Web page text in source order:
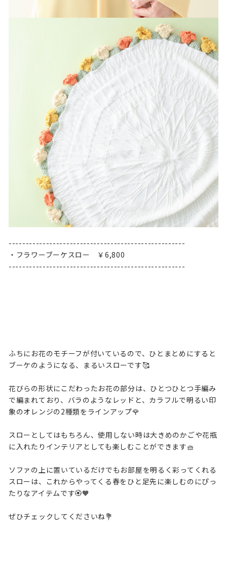
----------------------------------------------------
・フラワーブーケスロー ￥6,800
----------------------------------------------------
ふちにお花のモチーフが付いているので、ひとまとめにすると
ブーケのようになる、まるいスローです🥰
花びらの形状にこだわったお花の部分は、ひとつひとつ手編み
で編まれており、バラのようなレッドと、カラフルで明るい印
象のオレンジの2種類をラインアップ🌹
スローとしてはもちろん、使用しない時は大きめのかごや花瓶
に入れたりインテリアとしても楽しむことができます🧺
ソファの上に置いているだけでもお部屋を明るく彩ってくれる
スローは、これからやってくる春をひと足先に楽しむのにぴっ
たりなアイテムです🏵️🧡
ぜひチェックしてくださいね💐